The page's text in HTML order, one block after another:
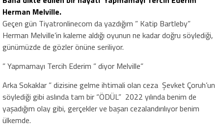
Herman Melville.
Geçen gün Tiyatronlinecom da yazdığım ” Katip Bartleby”
Herman Melville’in kaleme aldığı oyunun ne kadar doğru söylediği,
günümüzde de gözler önüne seriliyor.
” Yapmamayı Tercih Ederim ” diyor Melville”
Arka Sokaklar ” dizisine gelme ihtimali olan ceza Şevket Çoruh’un
söylediği gibi aslında tam bir “ÖDÜL” 2022 yılında benim de
yaşadığım olay gibi, gerçekler ve başarı cezalandırılıyor benim
ülkemde.